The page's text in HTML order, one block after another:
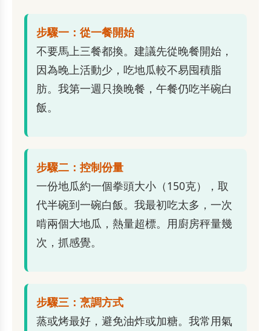
步驟一：從一餐開始
不要馬上三餐都換。建議先從晚餐開始，
因為晚上活動少，吃地瓜較不易囤積脂
肪。我第一週只換晚餐，午餐仍吃半碗白
飯。
步驟二：控制份量
一份地瓜約一個拳頭大小（150克），取
代半碗到一碗白飯。我最初吃太多，一次
啃兩個大地瓜，熱量超標。用廚房秤量幾
次，抓感覺。
步驟三：烹調方式
蒸或烤最好，避免油炸或加糖。我常用氣